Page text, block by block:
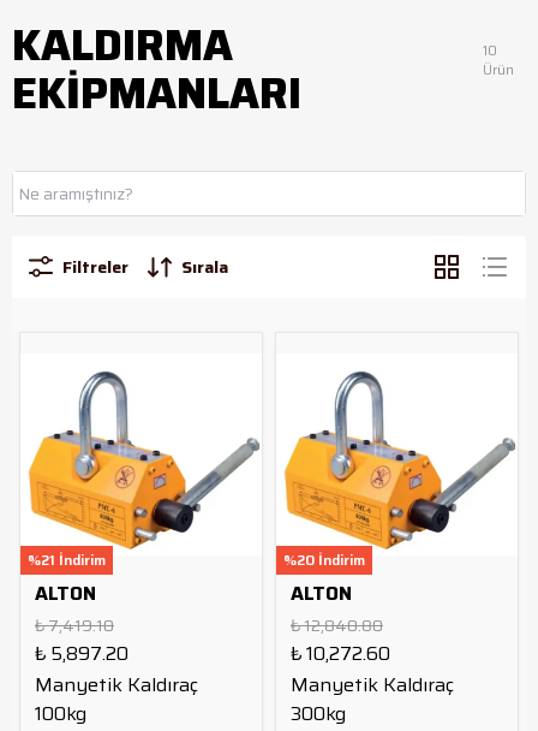
KALDIRMA
EKİPMANLARI
10
Ürün
Filtreler Sırala
%21 İndirim
ALTON
₺ 7,419.10
₺ 5,897.20
Manyetik Kaldıraç
100kg
%20 İndirim
ALTON
₺ 12,840.80
₺ 10,272.60
Manyetik Kaldıraç
300kg